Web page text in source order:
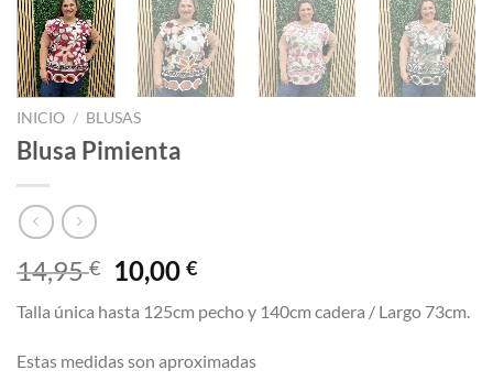
INICIO / BLUSAS
Blusa Pimienta
14,95€
El
precio
original
14,95 €.
10,00€El
actual
es:
10,00 €.
Talla única hasta 125cm pecho y 140cm cadera / Largo 73cm.
Estas medidas son aproximadas